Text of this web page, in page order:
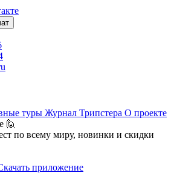
туры Журнал Трипстера О проекте
🙋
по всему миру, новинки и скидки
приложение